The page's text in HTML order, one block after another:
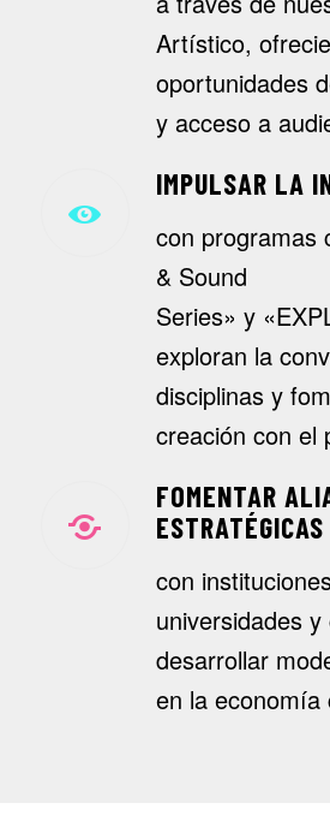
Artístico,
oportunidades
y acceso a
IMPULSAR LA
con programas
& Sound
Series» y
exploran la
disciplinas y
creación con el
FOMENTAR
ESTRATÉGICAS
con
universidades
desarrollar
en la economía